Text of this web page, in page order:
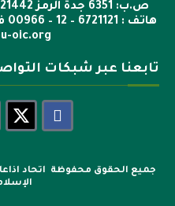
هاتف : 6721121 – 12 – 00966 فاكس : 6722600 – 12 – 00966
oic.org
تابعنا عبر شبكات
جميع الحقوق محفوظة اتحاد
الإسلامي